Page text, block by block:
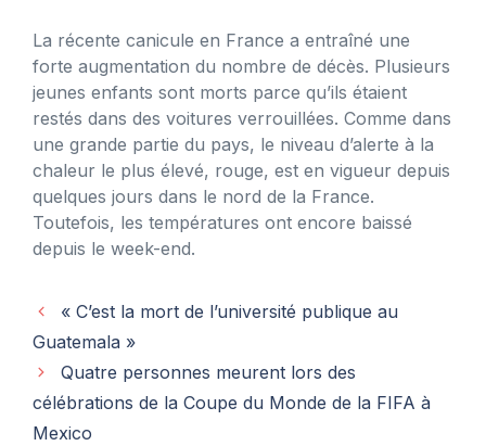
La récente canicule en France a entraîné une
forte augmentation du nombre de décès. Plusieurs
jeunes enfants sont morts parce qu’ils étaient
restés dans des voitures verrouillées. Comme dans
une grande partie du pays, le niveau d’alerte à la
chaleur le plus élevé, rouge, est en vigueur depuis
quelques jours dans le nord de la France.
Toutefois, les températures ont encore baissé
depuis le week-end.
« C’est la mort de l’université publique au
Guatemala »
Quatre personnes meurent lors des
célébrations de la Coupe du Monde de la FIFA à
Mexico